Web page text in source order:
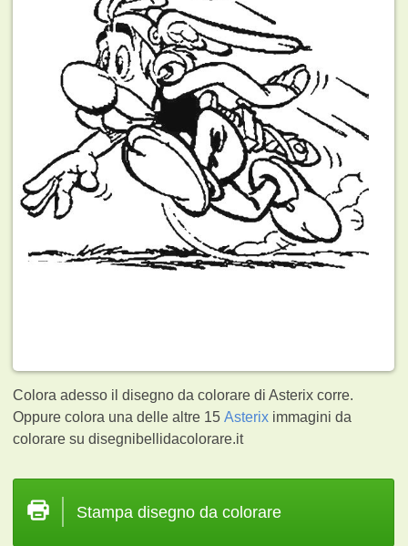
Colora adesso il disegno da colorare di Asterix corre.
Oppure colora una delle altre 15Asterix immagini da
colorare su disegnibellidacolorare.it
Stampa disegno da colorare